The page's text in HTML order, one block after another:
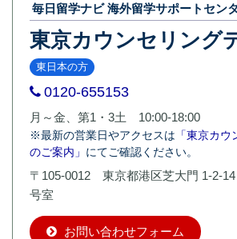
毎日留学ナビ 海外留学サポートセン
東京カウンセリング
東日本の方
0120-655153
月～金、第1・3土 10:00-18:00
※最新の営業日やアクセスは 「東京カ
のご案内」 にてご確認ください。
〒105-0012 東京都港区芝大門 1-2-14
号室
お問い合わせフォーム